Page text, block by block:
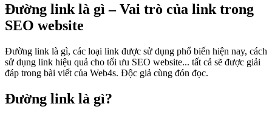
Đường link là gì – Vai trò của link trong
SEO website
Đường link là gì, các loại link được sử dụng phổ biến hiện nay, cách
sử dụng link hiệu quả cho tối ưu SEO website... tất cả sẽ được giải
đáp trong bài viết của Web4s. Độc giả cùng đón đọc.
Đường link là gì?